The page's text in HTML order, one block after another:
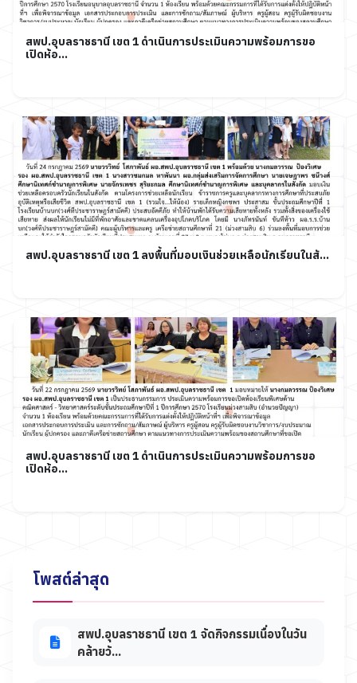
สพป.อุบลราชธานี เขต 1 ดำเนินการประเมินความพร้อมการขอ
เปิดห้อ...
สพป.อุบลราชธานี เขต 1 ลงพื้นที่มอบเงินช่วยเหลือนักเรียนในสั...
สพป.อุบลราชธานี เขต 1 ดำเนินการประเมินความพร้อมการขอ
เปิดห้อ...
โพสต์ล่าสุด
สพป.อุบลราชธานี เขต 1 จัดกิจกรรมเนื่องในวัน
คล้ายวั...